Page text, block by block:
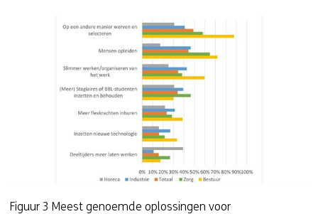
Figuur 3 Meest genoemde oplossingen voor